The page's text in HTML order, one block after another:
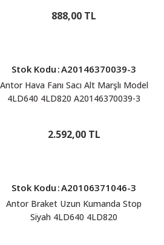
888,00 TL
Stok Kodu :A20146370039-3
Antor Hava Fanı Sacı Alt Marşlı Model
4LD640 4LD820 A20146370039-3
2.592,00 TL
Stok Kodu :A20106371046-3
Antor Braket Uzun Kumanda Stop
Siyah 4LD640 4LD820